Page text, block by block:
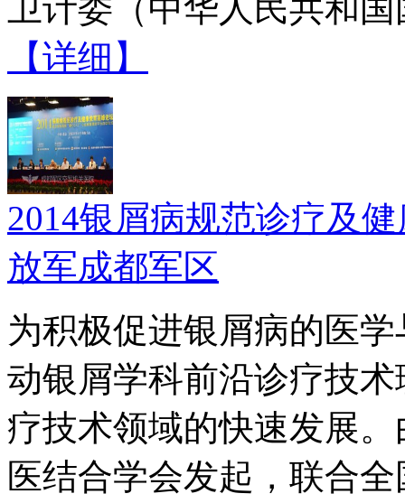
卫计委（中华人民共和
【详细】
2014银屑病规范诊疗及
放军成都军区
为积极促进银屑病的医
动银屑学科前沿诊疗技
疗技术领域的快速发展
医结合学会发起，联合